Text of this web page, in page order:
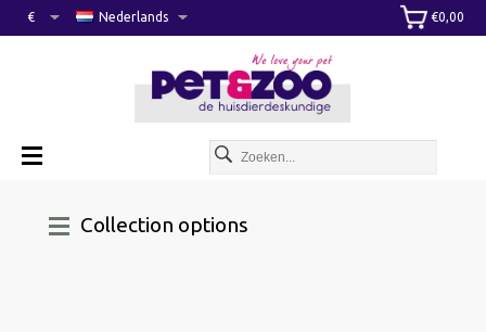
€0,00
Nederlands
€
Collection options